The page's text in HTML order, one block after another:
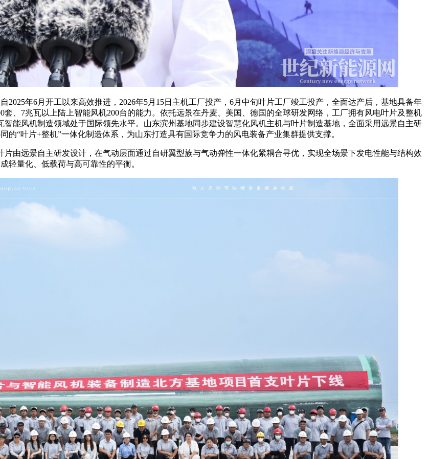
年6月开工以来高效推进，2026年5月15日主机工厂投产，6月中旬叶片工厂竣工投产，全面达产后，基地具备年
、7兆瓦以上陆上智能风机200台的能力。依托远景在丹麦、美国、德国的全球研发网络，工厂拥有风电叶片及整机
能风机制造领域处于国际领先水平。山东滨州基地同步建设智慧化风机主机与叶片制造基地，全面采用远景自主研
“叶片+整机”一体化制造体系，为山东打造具有国际竞争力的风电装备产业集群提供支撑。
由远景自主研发设计，在气动层面通过自研翼型族与气动弹性一体化紧耦合寻优，实现全场景下发电性能与结构效
轻量化、低载荷与高可靠性的平衡。